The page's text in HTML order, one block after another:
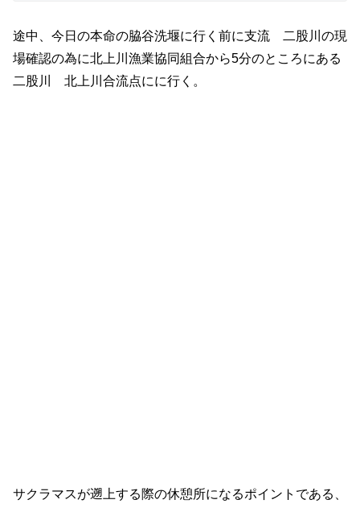
途中、今日の本命の脇谷洗堰に行く前に支流 二股川の現
場確認の為に北上川漁業協同組合から5分のところにある
二股川 北上川合流点にに行く。
サクラマスが遡上する際の休憩所になるポイントである、